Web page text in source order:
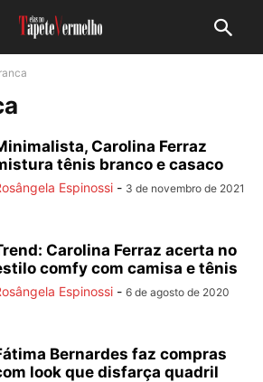
Carolina Ferraz
tênis branco e casaco
Espinossi - 3 de novembro de 2021
Carolina Ferraz acerta no
comfy com camisa e tênis
Espinossi - 6 de agosto de 2020
Bernardes faz compras
look que disfarça quadril